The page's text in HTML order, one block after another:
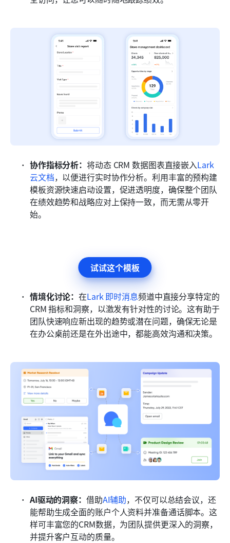
协作指标分析：将动态 CRM 数据图表直接嵌入Lark
云文档，以便进行实时协作分析。利用丰富的预构建
模板资源快速启动设置，促进透明度，确保整个团队
在绩效趋势和战略应对上保持一致，而无需从零开
始。
试试这个模板
情境化讨论：在Lark 即时消息频道中直接分享特定的
CRM 指标和洞察，以激发有针对性的讨论。这有助于
团队快速响应新出现的趋势或潜在问题，确保无论是
在办公桌前还是在外出途中，都能高效沟通和决策。
AI驱动的洞察： 借助AI辅助，不仅可以总结会议，还
能帮助生成全面的账户个人资料并准备通话脚本。这
样可丰富您的CRM数据，为团队提供更深入的洞察，
并提升客户互动的质量。